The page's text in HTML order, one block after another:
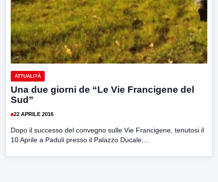
ATTUALITÀ
Una due giorni de “Le Vie Francigene del
Sud”
22 APRILE 2016
Dopo il successo del convegno sulle Vie Francigene, tenutosi il
10 Aprile a Paduli presso il Palazzo Ducale,...